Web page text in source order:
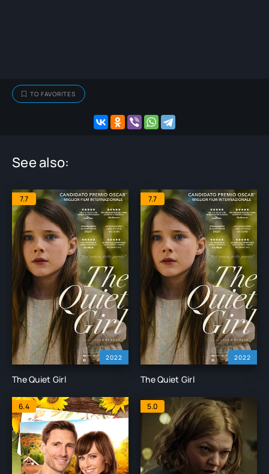
TO FAVORITES
See also:
2022
7.7
The Quiet Girl
2022
7.7
The Quiet Girl
6.4 5.0